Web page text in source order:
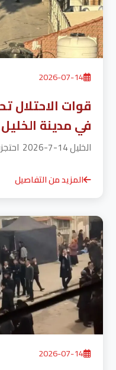
2026-07-14
قوات الاحتلال
في مدينة الخليل
الخليل 14-7-2026 احتجزت قوات الاحتلال الإسرائيلي، اليوم...
المزيد من التفاصيل
2026-07-14